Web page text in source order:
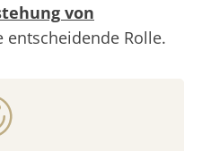
von
entscheidende Rolle.